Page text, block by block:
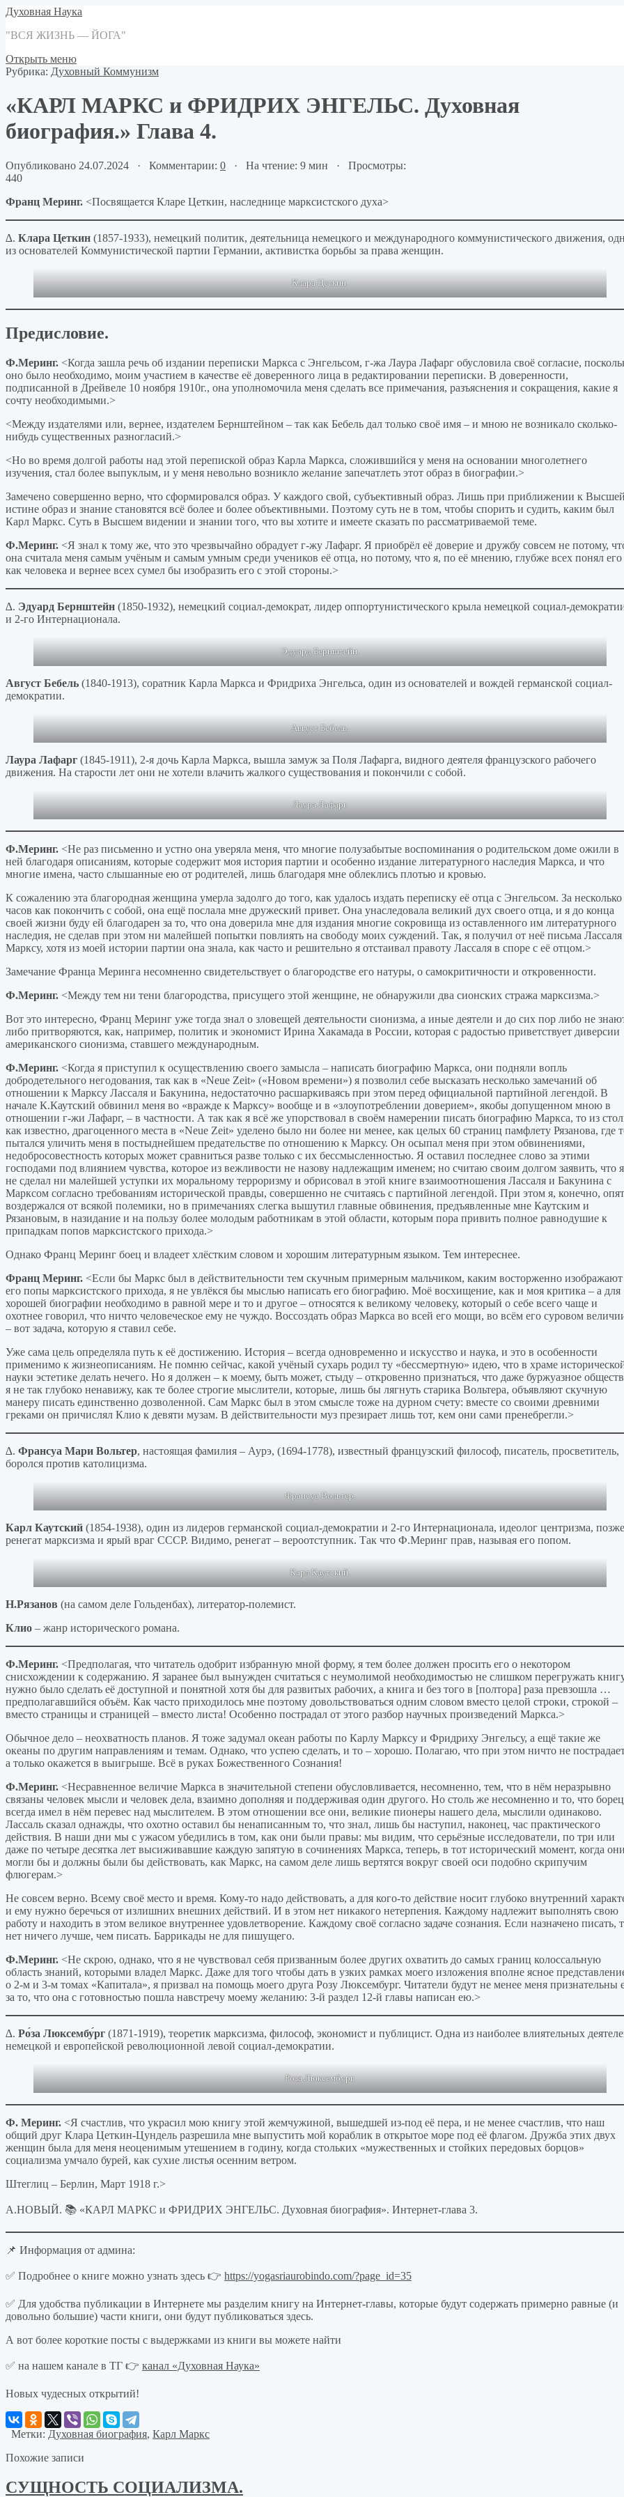
Духовная Наука
"ВСЯ ЖИЗНЬ — ЙОГА"
Открыть меню
Рубрика: Духовный Коммунизм
«КАРЛ МАРКС и ФРИДРИХ ЭНГЕЛЬС. Духовная
биография.» Глава 4.
Опубликовано 24.07.2024 · Комментарии: 0 · На чтение: 9 мин · Просмотры:
440
Франц Меринг. <Посвящается Кларе Цеткин, наследнице марксистского духа>
∆. Клара Цеткин (1857-1933), немецкий политик, деятельница немецкого и международного коммунистического движения,
из основателей Коммунистической партии Германии, активистка борьбы за права женщин.
Клара Цеткин.
Предисловие.
Ф.Меринг. <Когда зашла речь об издании переписки Маркса с Энгельсом, г-жа Лаура Лафарг обусловила своё согласие,
оно было необходимо, моим участием в качестве её доверенного лица в редактировании переписки. В доверенности,
подписанной в Дрейвеле 10 ноября 1910г., она уполномочила меня сделать все примечания, разъяснения и сокращения, какие я
сочту необходимыми.>
<Между издателями или, вернее, издателем Бернштейном – так как Бебель дал только своё имя – и мною не возникало сколько-
нибудь существенных разногласий.>
<Но во время долгой работы над этой перепиской образ Карла Маркса, сложившийся у меня на основании многолетнего
изучения, стал более выпуклым, и у меня невольно возникло желание запечатлеть этот образ в биографии.>
Замечено совершенно верно, что сформировался образ. У каждого свой, субъективный образ. Лишь при приближении к
истине образ и знание становятся всё более и более объективными. Поэтому суть не в том, чтобы спорить и судить, каким был
Карл Маркс. Суть в Высшем видении и знании того, что вы хотите и имеете сказать по рассматриваемой теме.
Ф.Меринг. <Я знал к тому же, что это чрезвычайно обрадует г-жу Лафарг. Я приобрёл её доверие и дружбу совсем не потому,
она считала меня самым учёным и самым умным среди учеников её отца, но потому, что я, по её мнению, глубже всех понял его
как человека и вернее всех сумел бы изобразить его с этой стороны.>
∆. Эдуард Бернштейн (1850-1932), немецкий социал-демократ, лидер оппортунистического крыла немецкой социал-
и 2-го Интернационала.
Эдуард Бернштейн.
Август Бебель (1840-1913), соратник Карла Маркса и Фридриха Энгельса, один из основателей и вождей германской социал-
демократии.
Август Бебель.
Лаура Лафарг (1845-1911), 2-я дочь Карла Маркса, вышла замуж за Поля Лафарга, видного деятеля французского рабочего
движения. На старости лет они не хотели влачить жалкого существования и покончили с собой.
Лаура Лафарг.
Ф.Меринг. <Не раз письменно и устно она уверяла меня, что многие полузабытые воспоминания о родительском доме ожили в
ней благодаря описаниям, которые содержит моя история партии и особенно издание литературного наследия Маркса, и что
многие имена, часто слышанные ею от родителей, лишь благодаря мне облеклись плотью и кровью.
К сожалению эта благородная женщина умерла задолго до того, как удалось издать переписку её отца с Энгельсом. За несколько
часов как покончить с собой, она ещё послала мне дружеский привет. Она унаследовала великий дух своего отца, и я до конца
своей жизни буду ей благодарен за то, что она доверила мне для издания многие сокровища из оставленного им литературного
наследия, не сделав при этом ни малейшей попытки повлиять на свободу моих суждений. Так, я получил от неё письма Лассаля
Марксу, хотя из моей истории партии она знала, как часто и решительно я отстаивал правоту Лассаля в споре с её отцом.>
Замечание Франца Меринга несомненно свидетельствует о благородстве его натуры, о самокритичности и откровенности.
Ф.Меринг. <Между тем ни тени благородства, присущего этой женщине, не обнаружили два сионских стража марксизма.>
Вот это интересно, Франц Меринг уже тогда знал о зловещей деятельности сионизма, а иные деятели и до сих пор либо не
либо притворяются, как, например, политик и экономист Ирина Хакамада в России, которая с радостью приветствует диверсии
американского сионизма, ставшего международным.
Ф.Меринг. <Когда я приступил к осуществлению своего замысла – написать биографию Маркса, они подняли вопль
добродетельного негодования, так как в «Neue Zeit» («Новом времени») я позволил себе высказать несколько замечаний об
отношении к Марксу Лассаля и Бакунина, недостаточно расшаркиваясь при этом перед официальной партийной легендой. В
начале К.Каутский обвинил меня во «вражде к Марксу» вообще и в «злоупотреблении доверием», якобы допущенном мною в
отношении г-жи Лафарг, – в частности. А так как я всё же упорствовал в своём намерении писать биографию Маркса, то из
как известно, драгоценного места в «Neue Zeit» уделено было ни более ни менее, как целых 60 страниц памфлету Рязанова, где
пытался уличить меня в постыднейшем предательстве по отношению к Марксу. Он осыпал меня при этом обвинениями,
недобросовестность которых может сравниться разве только с их бессмысленностью. Я оставил последнее слово за этими
господами под влиянием чувства, которое из вежливости не назову надлежащим именем; но считаю своим долгом заявить, что я
не сделал ни малейшей уступки их моральному терроризму и обрисовал в этой книге взаимоотношения Лассаля и Бакунина с
Марксом согласно требованиям исторической правды, совершенно не считаясь с партийной легендой. При этом я, конечно,
воздержался от всякой полемики, но в примечаниях слегка вышутил главные обвинения, предъявленные мне Каутским и
Рязановым, в назидание и на пользу более молодым работникам в этой области, которым пора привить полное равнодушие к
припадкам попов марксистского прихода.>
Однако Франц Меринг боец и владеет хлёстким словом и хорошим литературным языком. Тем интереснее.
Франц Меринг. <Если бы Маркс был в действительности тем скучным примерным мальчиком, каким восторженно изображают
его попы марксистского прихода, я не увлёкся бы мыслью написать его биографию. Моё восхищение, как и моя критика – а для
хорошей биографии необходимо в равной мере и то и другое – относятся к великому человеку, который о себе всего чаще и
охотнее говорил, что ничто человеческое ему не чуждо. Воссоздать образ Маркса во всей его мощи, во всём его суровом
– вот задача, которую я ставил себе.
Уже сама цель определяла путь к её достижению. История – всегда одновременно и искусство и наука, и это в особенности
применимо к жизнеописаниям. Не помню сейчас, какой учёный сухарь родил ту «бессмертную» идею, что в храме
науки эстетике делать нечего. Но я должен – к моему, быть может, стыду – откровенно признаться, что даже буржуазное
я не так глубоко ненавижу, как те более строгие мыслители, которые, лишь бы лягнуть старика Вольтера, объявляют скучную
манеру писать единственно дозволенной. Сам Маркс был в этом смысле тоже на дурном счету: вместе со своими древними
греками он причислял Клио к девяти музам. В действительности муз презирает лишь тот, кем они сами пренебрегли.>
∆. Франсуа Мари Вольтер, настоящая фамилия – Аурэ, (1694-1778), известный французский философ, писатель, просветитель,
боролся против католицизма.
Франсуа Вольтер.
Карл Каутский (1854-1938), один из лидеров германской социал-демократии и 2-го Интернационала, идеолог центризма, позже
ренегат марксизма и ярый враг СССР. Видимо, ренегат – вероотступник. Так что Ф.Меринг прав, называя его попом.
Карл Каутский.
Н.Рязанов (на самом деле Гольденбах), литератор-полемист.
Клио – жанр исторического романа.
Ф.Меринг. <Предполагая, что читатель одобрит избранную мной форму, я тем более должен просить его о некотором
снисхождении к содержанию. Я заранее был вынужден считаться с неумолимой необходимостью не слишком перегружать
нужно было сделать её доступной и понятной хотя бы для развитых рабочих, а книга и без того в [полтора] раза превзошла …
предполагавшийся объём. Как часто приходилось мне поэтому довольствоваться одним словом вместо целой строки, строкой –
вместо страницы и страницей – вместо листа! Особенно пострадал от этого разбор научных произведений Маркса.>
Обычное дело – неохватность планов. Я тоже задумал океан работы по Карлу Марксу и Фридриху Энгельсу, а ещё такие же
океаны по другим направлениям и темам. Однако, что успею сделать, и то – хорошо. Полагаю, что при этом ничто не
а только окажется в выигрыше. Всё в руках Божественного Сознания!
Ф.Меринг. <Несравненное величие Маркса в значительной степени обусловливается, несомненно, тем, что в нём неразрывно
связаны человек мысли и человек дела, взаимно дополняя и поддерживая один другого. Но столь же несомненно и то, что борец
всегда имел в нём перевес над мыслителем. В этом отношении все они, великие пионеры нашего дела, мыслили одинаково.
Лассаль сказал однажды, что охотно оставил бы ненаписанным то, что знал, лишь бы наступил, наконец, час практического
действия. В наши дни мы с ужасом убедились в том, как они были правы: мы видим, что серьёзные исследователи, по три или
даже по четыре десятка лет высиживавшие каждую запятую в сочинениях Маркса, теперь, в тот исторический момент, когда
могли бы и должны были бы действовать, как Маркс, на самом деле лишь вертятся вокруг своей оси подобно скрипучим
флюгерам.>
Не совсем верно. Всему своё место и время. Кому-то надо действовать, а для кого-то действие носит глубоко внутренний
и ему нужно беречься от излишних внешних действий. И в этом нет никакого нетерпения. Каждому надлежит выполнять свою
работу и находить в этом великое внутреннее удовлетворение. Каждому своё согласно задаче сознания. Если назначено писать,
нет ничего лучше, чем писать. Баррикады не для пишущего.
Ф.Меринг. <Не скрою, однако, что я не чувствовал себя призванным более других охватить до самых границ колоссальную
область знаний, которыми владел Маркс. Даже для того чтобы дать в узких рамках моего изложения вполне ясное
о 2-м и 3-м томах «Капитала», я призвал на помощь моего друга Розу Люксембург. Читатели будут не менее меня признательны
за то, что она с готовностью пошла навстречу моему желанию: 3-й раздел 12-й главы написан ею.>
∆. Ро́за Люксембу́рг (1871-1919), теоретик марксизма, философ, экономист и публицист. Одна из наиболее влиятельных
немецкой и европейской революционной левой социал-демократии.
Роза Люксембург.
Ф. Меринг. <Я счастлив, что украсил мою книгу этой жемчужиной, вышедшей из-под её пера, и не менее счастлив, что наш
общий друг Клара Цеткин-Цундель разрешила мне выпустить мой кораблик в открытое море под её флагом. Дружба этих двух
женщин была для меня неоценимым утешением в годину, когда стольких «мужественных и стойких передовых борцов»
социализма умчало бурей, как сухие листья осенним ветром.
Штеглиц – Берлин, Март 1918 г.>
А.НОВЫЙ. 📚 «КАРЛ МАРКС и ФРИДРИХ ЭНГЕЛЬС. Духовная биография». Интернет-глава 3.
📌 Информация от админа:
✅ Подробнее о книге можно узнать здесь 👉 https://yogasriaurobindo.com/?page_id=35
✅ Для удобства публикации в Интернете мы разделим книгу на Интернет-главы, которые будут содержать примерно равные (и
довольно большие) части книги, они будут публиковаться здесь.
А вот более короткие посты с выдержками из книги вы можете найти
✅ на нашем канале в ТГ 👉 канал «Духовная Наука»
Новых чудесных открытий!
Метки: Духовная биография, Карл Маркс
Похожие записи
СУЩНОСТЬ СОЦИАЛИЗМА.